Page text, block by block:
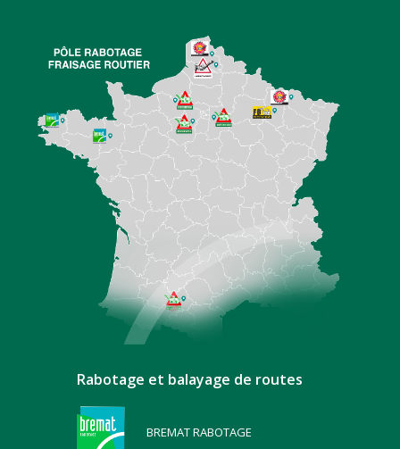
Rabotage et balayage de routes
BREMAT RABOTAGE